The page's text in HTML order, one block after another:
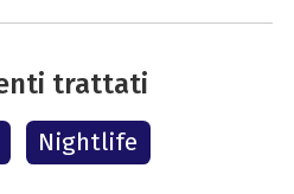
trattati
Nightlife